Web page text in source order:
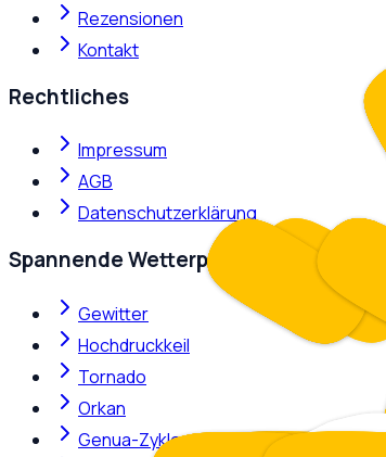
Rezensionen
Kontakt
Rechtliches
Impressum
AGB
Datenschutzerklärung
Spannende Wetterphänomene
Gewitter
Hochdruckkeil
Tornado
Orkan
Genua-Zyklone